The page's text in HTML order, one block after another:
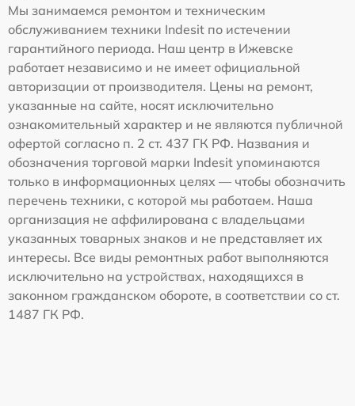
Мы занимаемся ремонтом и техническим
обслуживанием техники Indesit по истечении
гарантийного периода. Наш центр в Ижевске
работает независимо и не имеет официальной
авторизации от производителя. Цены на ремонт,
указанные на сайте, носят исключительно
ознакомительный характер и не являются публичной
офертой согласно п. 2 ст. 437 ГК РФ. Названия и
обозначения торговой марки Indesit упоминаются
только в информационных целях — чтобы обозначить
перечень техники, с которой мы работаем. Наша
организация не аффилирована с владельцами
указанных товарных знаков и не представляет их
интересы. Все виды ремонтных работ выполняются
исключительно на устройствах, находящихся в
законном гражданском обороте, в соответствии со ст.
1487 ГК РФ.